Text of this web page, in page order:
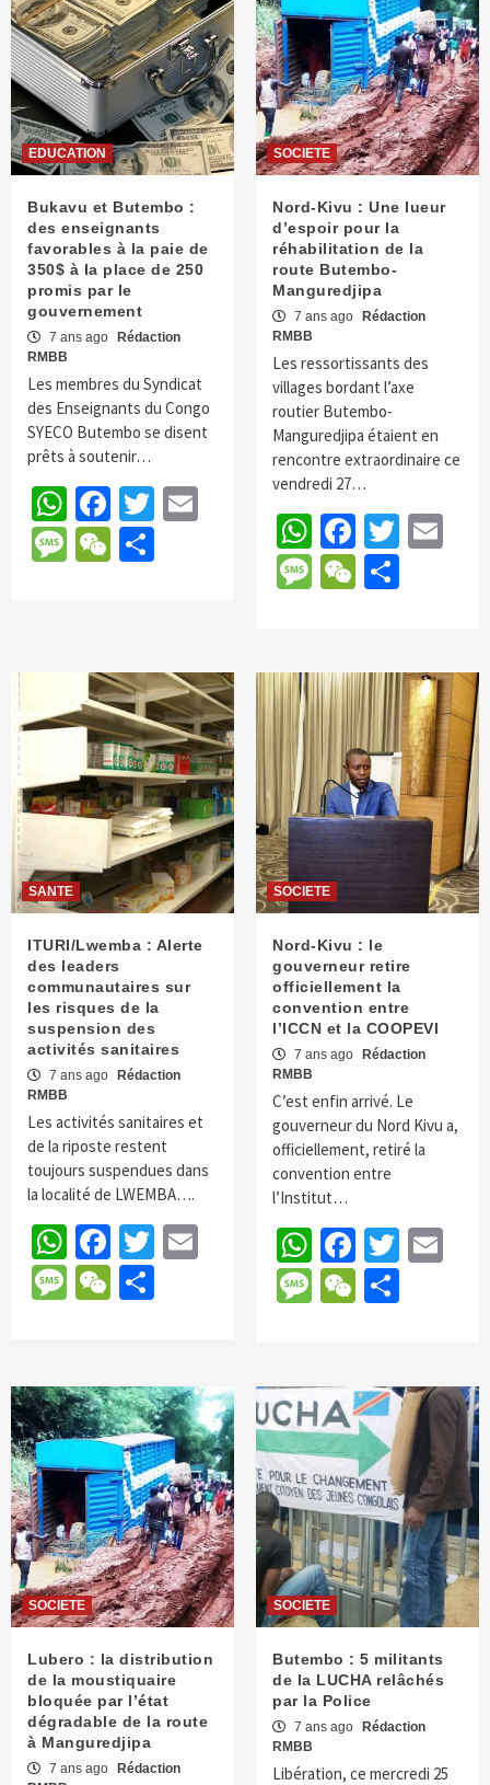
EDUCATION
Bukavu et Butembo :
des enseignants
favorables à la paie de
350$ à la place de 250
promis par le
gouvernement
7 ans ago
Rédaction
RMBB
Les membres du Syndicat
des Enseignants du Congo
SYECO Butembo se disent
prêts à soutenir…
WhatsApp
Facebook
TwitterEmail
Message
WeChatPartager
SOCIETE
Nord-Kivu : Une lueur
d’espoir pour la
réhabilitation de la
route Butembo-
Manguredjipa
7 ans ago
Rédaction
RMBB
Les ressortissants des
villages bordant l’axe
routier Butembo-
Manguredjipa étaient en
rencontre extraordinaire ce
vendredi 27…
WhatsApp
Message
WeChat
SANTE
ITURI/Lwemba : Alerte
des leaders
communautaires sur
les risques de la
suspension des
activités sanitaires
7 ans ago
Rédaction
RMBB
Les activités sanitaires et
de la riposte restent
toujours suspendues dans
la localité de LWEMBA….
WhatsApp
Facebook
TwitterEmail
Message
WeChatPartager
SOCIETE
Nord-Kivu : le
gouverneur retire
officiellement la
convention entre
l’ICCN et la COOPEVI
7 ans ago
Rédaction
RMBB
C’est enfin arrivé. Le
gouverneur du Nord Kivu a,
officiellement, retiré la
convention entre
l’Institut…
WhatsApp
Message
WeChat
SOCIETE
Lubero : la distribution
de la moustiquaire
bloquée par l’état
dégradable de la route
à Manguredjipa
7 ans ago
Rédaction
SOCIETE
Butembo : 5 militants
de la LUCHA relâchés
par la Police
7 ans ago
Rédaction
RMBB
Libération, ce mercredi 25